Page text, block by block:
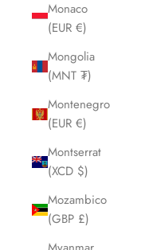
Monaco
(EUR €)
Mongolia
(MNT ₮)
Montenegro
(EUR €)
Montserrat
(XCD $)
Mozambico
(GBP £)